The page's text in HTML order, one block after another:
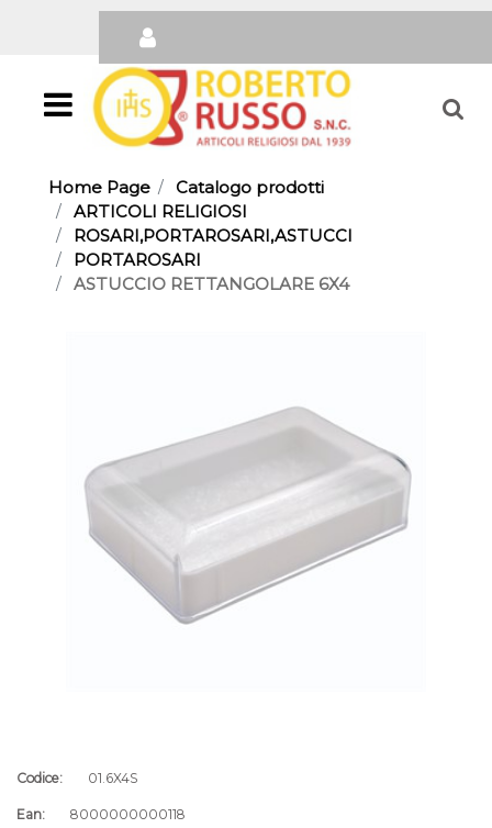
Open
Home Page
Catalogo prodotti
ARTICOLI RELIGIOSI
ROSARI,PORTAROSARI,ASTUCCI
PORTAROSARI
ASTUCCIO RETTANGOLARE 6X4
Codice: 01.6X4S
Ean: 8000000000118